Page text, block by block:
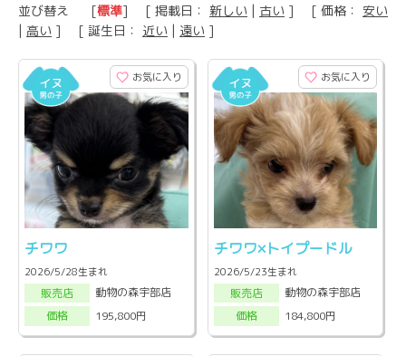
並び替え [標準] [ 掲載日： 新しい | 古い ] [ 価格： 安い
| 高い ] [ 誕生日： 近い | 遠い ]
お気に入り
チワワ
2026/5/28生まれ
販売店
動物の森宇部店
価格
195,800円
お気に入り
チワワ×トイプードル
2026/5/23生まれ
販売店
動物の森宇部店
価格
184,800円